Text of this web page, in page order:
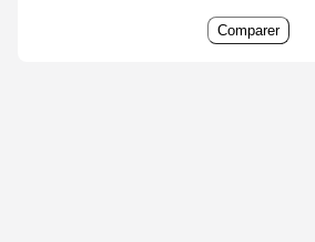
Comparer